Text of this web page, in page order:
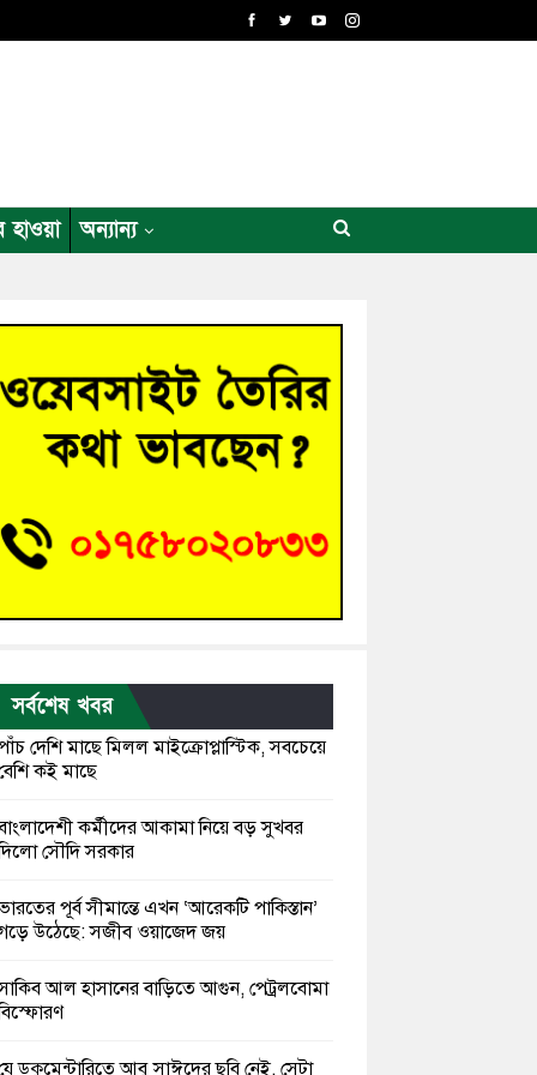
হাওয়া অন্যান্য
সর্বশেষ খবর
দেশি মাছে মিলল মাইক্রোপ্লাস্টিক, সবচেয়ে
কই মাছে
কর্মীদের আকামা নিয়ে বড় সুখবর
সৌদি সরকার
পূর্ব সীমান্তে এখন ‘আরেকটি পাকিস্তান’
উঠেছে: সজীব ওয়াজেদ জয়
আল হাসানের বাড়িতে আগুন, পেট্রলবোমা
ডকুমেন্টারিতে আবু সাঈদের ছবি নেই, সেটা